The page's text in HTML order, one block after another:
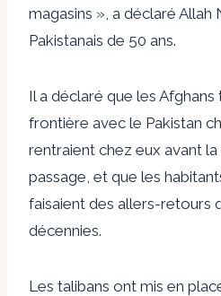
magasins », a déclaré Allah
Pakistanais de 50 ans.
Il a déclaré que les
frontière avec le Pakistan
rentraient chez eux avant
passage, et que les
faisaient des allers-retours
décennies.
Les talibans ont mis en